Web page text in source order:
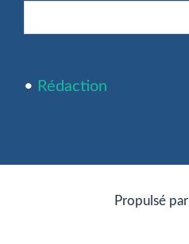
• Rédaction
Propulsé par